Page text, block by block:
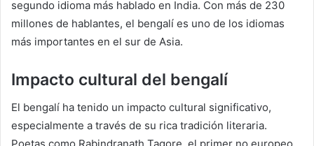
segundo idioma más hablado en India. Con más de 230
millones de hablantes, el bengalí es uno de los idiomas
más importantes en el sur de Asia.
Impacto cultural del bengalí
El bengalí ha tenido un impacto cultural significativo,
especialmente a través de su rica tradición literaria.